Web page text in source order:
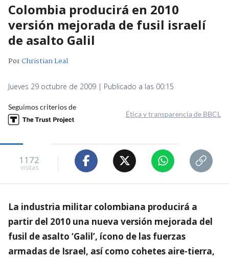
Colombia producirá en 2010
versión mejorada de fusil israelí
de asalto Galil
PorChristian Leal
Jueves 29 octubre de 2009 | Publicado a las 00:15
Seguimos criterios de
Ética y transparencia de BBCL
1172
visitas
La industria militar colombiana producirá a
partir del 2010 una nueva versión mejorada del
fusil de asalto ‘Galil’, ícono de las fuerzas
armadas de Israel, así como cohetes aire-tierra,